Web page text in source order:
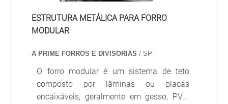
ESTRUTURA METÁLICA PARA FORRO
MODULAR
A PRIME FORROS E DIVISORIAS / SP
O forro modular é um sistema de teto
composto por lâminas ou placas
encaixáveis, geralmente em gesso, PVC,